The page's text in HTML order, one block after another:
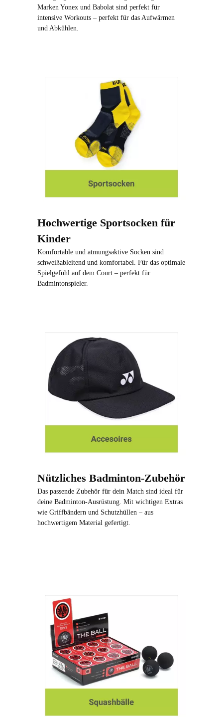
Marken Yonex und Babolat sind perfekt für
intensive Workouts – perfekt für das Aufwärmen
und Abkühlen.
Hochwertige Sportsocken für
Kinder
Komfortable und atmungsaktive Socken sind
schweißableitend und komfortabel. Für das optimale
Spielgefühl auf dem Court – perfekt für
Badmintonspieler.
Nützliches Badminton-Zubehör
Das passende Zubehör für dein Match sind ideal für
deine Badminton-Ausrüstung. Mit wichtigen Extras
wie Griffbändern und Schutzhüllen – aus
hochwertigem Material gefertigt.